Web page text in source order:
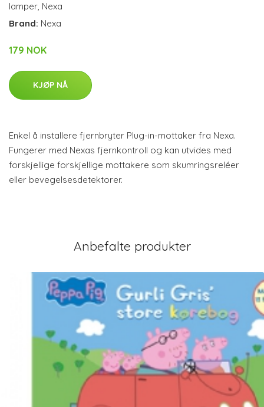
lamper, Nexa
Brand: Nexa
179 NOK
KJØP NÅ
Enkel å installere fjernbryter Plug-in-mottaker fra Nexa.
Fungerer med Nexas fjernkontroll og kan utvides med
forskjellige forskjellige mottakere som skumringsreléer
eller bevegelsesdetektorer.
Anbefalte produkter